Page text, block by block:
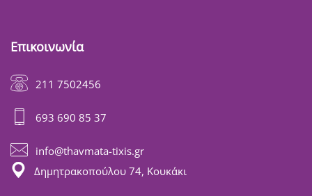
Επικοινωνία
211 7502456
693 690 85 37
info@thavmata-tixis.gr
Δημητρακοπούλου 74, Κουκάκι